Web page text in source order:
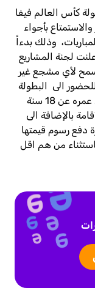
كأس العالم فيفا
والاستمتاع بأجواء
وذلك بدءاً
لجنة المشاريع
حملة (هيا 1+3) التي تسمح لأي مشجع غير
للحضور الى البطولة
من غير تذاكر! شرط ان مقدم الطلب لا يقل عمره عن 18 سنة
بالإضافة الى
دفع رسوم قيمتها
باستثناء من هم اقل